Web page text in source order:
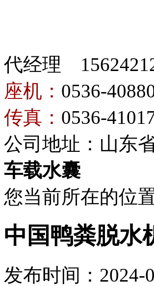
代经理
座机： 0536-
传真： 0536-
公司地址：山东
车载水囊
您当前所在的位
中国鸭粪脱水
发布时间：